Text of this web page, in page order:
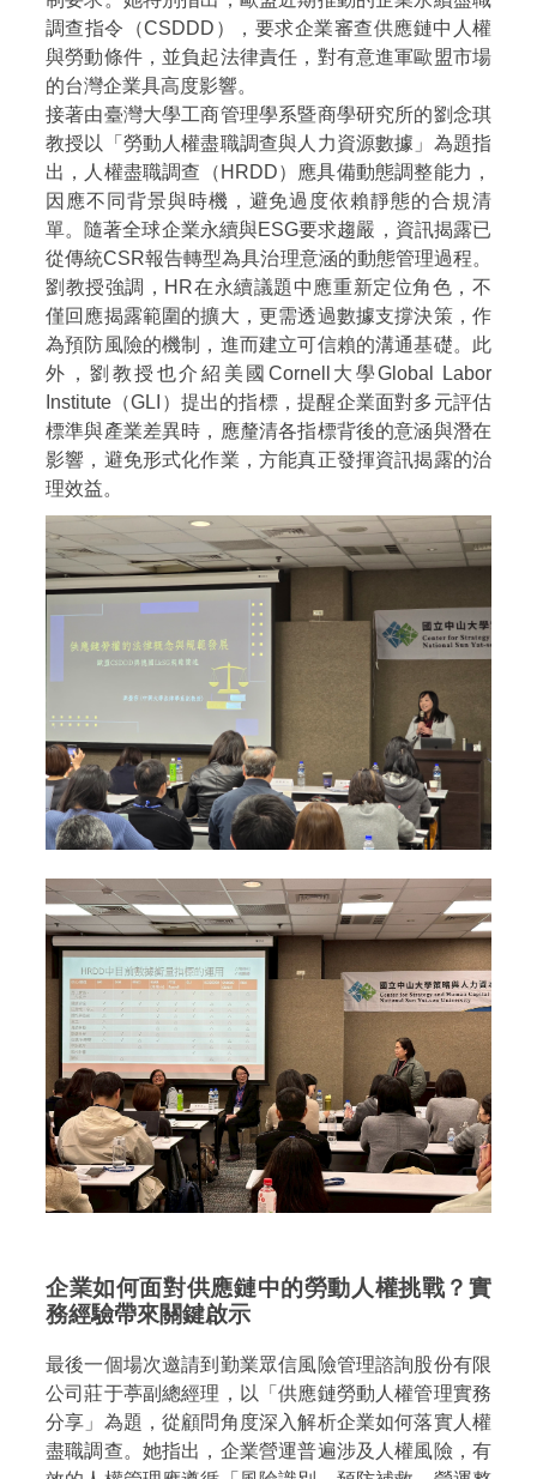
調查指令（CSDDD），要求企業審查供應鏈中人權
與勞動條件，並負起法律責任，對有意進軍歐盟市場
的台灣企業具高度影響。
接著由臺灣大學工商管理學系暨商學研究所的劉念琪
教授以「勞動人權盡職調查與人力資源數據」為題指
出，人權盡職調查（HRDD）應具備動態調整能力，
因應不同背景與時機，避免過度依賴靜態的合規清
單。隨著全球企業永續與ESG要求趨嚴，資訊揭露已
從傳統CSR報告轉型為具治理意涵的動態管理過程。
劉教授強調，HR在永續議題中應重新定位角色，不
僅回應揭露範圍的擴大，更需透過數據支撐決策，作
為預防風險的機制，進而建立可信賴的溝通基礎。此
外，劉教授也介紹美國Cornell大學Global Labor
Institute（GLI）提出的指標，提醒企業面對多元評估
標準與產業差異時，應釐清各指標背後的意涵與潛在
影響，避免形式化作業，方能真正發揮資訊揭露的治
理效益。
企業如何面對供應鏈中的勞動人權挑戰？實
務經驗帶來關鍵啟示
最後一個場次邀請到勤業眾信風險管理諮詢股份有限
公司莊于葶副總經理，以「供應鏈勞動人權管理實務
分享」為題，從顧問角度深入解析企業如何落實人權
盡職調查。她指出，企業營運普遍涉及人權風險，有